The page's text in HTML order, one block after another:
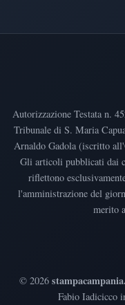
Autorizzazione Testata n.
Tribunale di S. Maria
Arnaldo Gadola (iscritto
Gli articoli pubblicati dai
riflettono
l'amministrazione del
merito
© 2026
Fabio Iadicicco